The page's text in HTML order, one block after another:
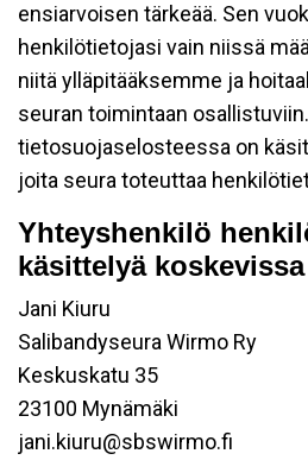
ensiarvoisen tärkeää. Sen
henkilötietojasi vain niissä
niitä ylläpitääksemme ja
seuran toimintaan
tietosuojaselosteessa on
joita seura toteuttaa
Yhteyshenkilö
käsittelyä
Jani Kiuru
Salibandyseura Wirmo Ry
Keskuskatu 35
23100 Mynämäki
jani.kiuru@sbswirmo.fi